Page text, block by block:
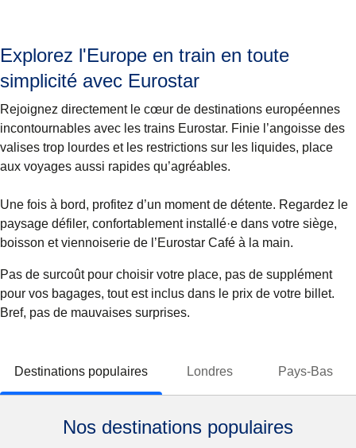
Explorez l'Europe en train en toute
simplicité avec Eurostar
Rejoignez directement le cœur de destinations européennes
incontournables avec les trains Eurostar. Finie l’angoisse des
valises trop lourdes et les restrictions sur les liquides, place
aux voyages aussi rapides qu’agréables.
Une fois à bord, profitez d’un moment de détente. Regardez le
paysage défiler, confortablement installé·e dans votre siège,
boisson et viennoiserie de l’Eurostar Café à la main.
Pas de surcoût pour choisir votre place, pas de supplément
pour vos bagages, tout est inclus dans le prix de votre billet.
Bref, pas de mauvaises surprises.
Destinations populaires Londres Pays-Bas
Nos destinations populaires